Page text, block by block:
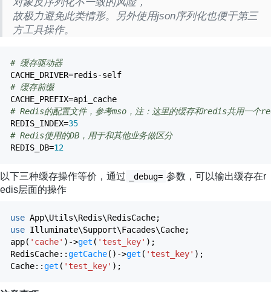
故极力避免此类情形。另外使用json序列化也便于第三
方工具操作。
# 缓存驱动器
CACHE_DRIVER=redis-self
# 缓存前缀
CACHE_PREFIX=api_cache
# Redis的配置文件，参考mso，注：这里的缓存和redis共用一个
REDIS_INDEX=35
# Redis使用的DB，用于和其他业务做区分
REDIS_DB=12
以下三种缓存操作等价，通过 _debug= 参数，可以输出缓存在r
edis层面的操作
use App\Utils\Redis\RedisCache;
use Illuminate\Support\Facades\Cache;
app( 'cache' ) ->get ( 'test_key' ) ;
RedisCache::getCache( ) ->get ( 'test_key' ) ;
Cache::get ( 'test_key' ) ;